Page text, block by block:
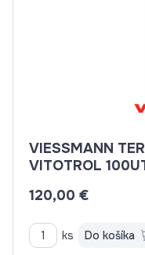
VIESSMANN
VITOTROL
120,00 €
ks Do košíka